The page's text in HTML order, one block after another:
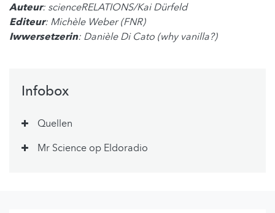
Auteur: scienceRELATIONS/Kai Dürfeld
Editeur: Michèle Weber (FNR)
Iwwersetzerin: Danièle Di Cato (why vanilla?)
Infobox
Quellen
Mr Science op Eldoradio